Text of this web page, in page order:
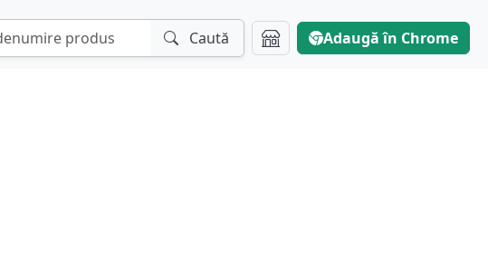
Caută Adaugă în Chrome